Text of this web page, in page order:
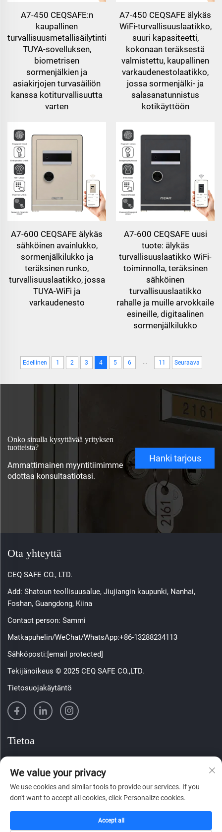
A7-450 CEQSAFE:n
kaupallinen
turvallisuusmetallisäilytintila
TUYA-sovelluksen,
biometrisen
sormenjälkien ja
asiakirjojen turvasäiliön
kanssa kotiturvallisuutta
varten
A7-450 CEQSAFE älykäs
WiFi-turvallisuuslaatikko,
suuri kapasiteetti,
kokonaan teräksestä
valmistettu, kaupallinen
varkaudenestolaatikko,
jossa sormenjälki- ja
salasanatunnistus
kotikäyttöön
A7-600 CEQSAFE älykäs
sähköinen avainlukko,
sormenjälkilukko ja
teräksinen runko,
turvallisuuslaatikko, jossa
TUYA-WiFi ja
varkaudenesto
A7-600 CEQSAFE uusi
tuote: älykäs
turvallisuuslaatikko WiFi-
toiminnolla, teräksinen
sähköinen
turvallisuuslaatikko
rahalle ja muille arvokkaile
esineille, digitaalinen
sormenjälkilukko
Edellinen 1 2 3 4 5 6 ... 11 Seuraava
Onko sinulla kysyttävää yrityksen
tuotteista?
Ammattimainen myyntitiimimme
odottaa konsultaatiotasi.
Hanki tarjous
Ota yhteyttä
CEQ SAFE CO., LTD.
Add: Shatoun teollisuusalue, Jiujiangin kaupunki, Nanhai,
Foshan, Guangdong, Kiina
Contact person: Sammi
Matkapuhelin/WeChat/WhatsApp:+86-13288234113
Sähköposti:[email protected]
Tekijänoikeus © 2025 CEQ SAFE CO.,LTD.
Tietosuojakäytäntö
Tietoa
Lähetä
We value your privacy
We use cookies and similar tools to provide our services. If you
don't want to accept all cookies, click Personalize cookies.
Accept all